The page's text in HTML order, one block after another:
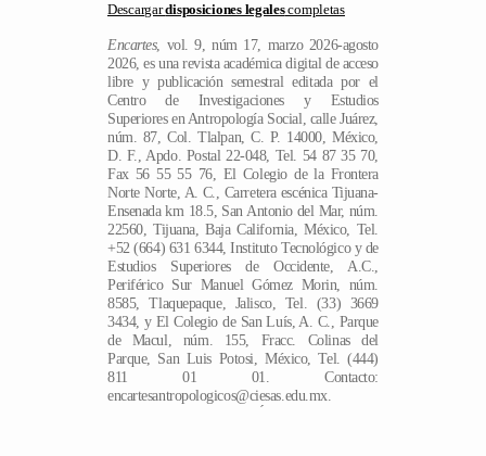
Descargardisposiciones legalescompletas
Encartes, vol. 9, núm 17, marzo 2026-agosto
2026, es una revista académica digital de acceso
libre y publicación semestral editada por el
Centro de Investigaciones y Estudios
Superiores en Antropología Social, calle Juárez,
núm. 87, Col. Tlalpan, C. P. 14000, México,
D. F., Apdo. Postal 22-048, Tel. 54 87 35 70,
Fax 56 55 55 76, El Colegio de la Frontera
Norte Norte, A. C., Carretera escénica Tijuana-
Ensenada km 18.5, San Antonio del Mar, núm.
22560, Tijuana, Baja California, México, Tel.
+52 (664) 631 6344, Instituto Tecnológico y de
Estudios Superiores de Occidente, A.C.,
Periférico Sur Manuel Gómez Morin, núm.
8585, Tlaquepaque, Jalisco, Tel. (33) 3669
3434, y El Colegio de San Luís, A. C., Parque
de Macul, núm. 155, Fracc. Colinas del
Parque, San Luis Potosi, México, Tel. (444)
811 01 01. Contacto:
encartesantropologicos@ciesas.edu.mx.